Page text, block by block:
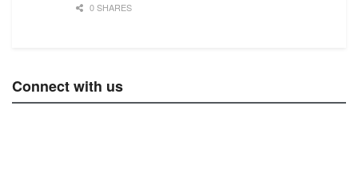
0 SHARES
Connect with us